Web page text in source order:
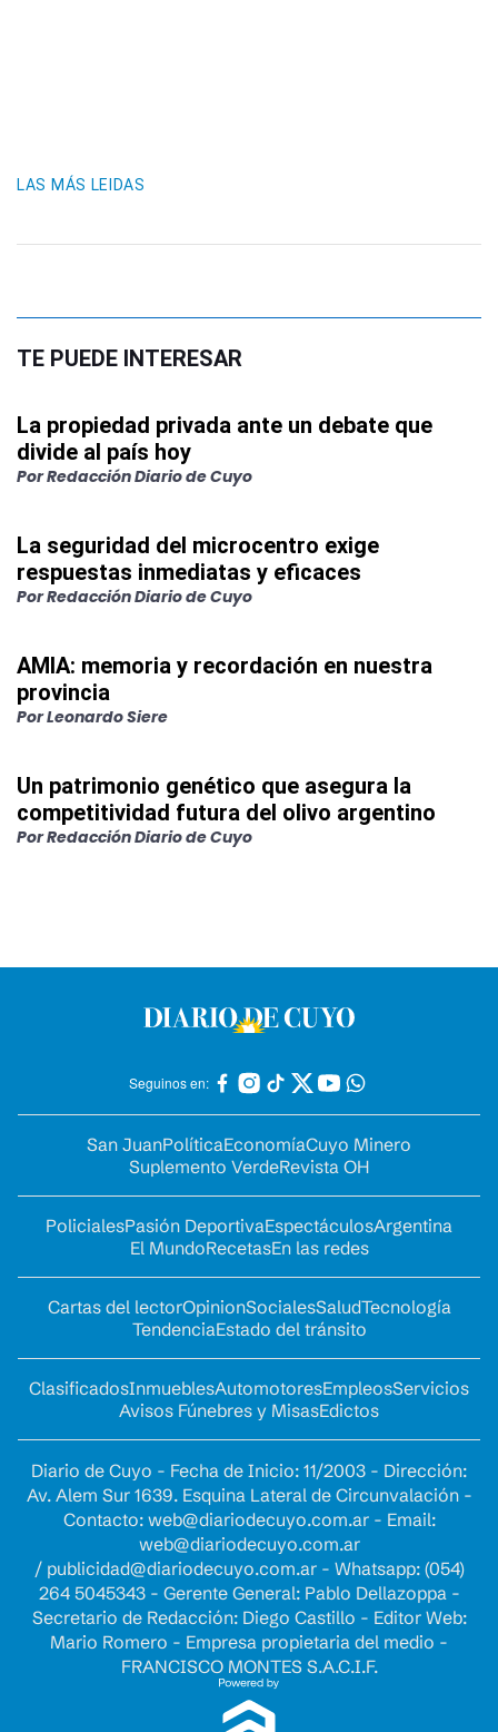
LAS MÁS LEIDAS
TE PUEDE INTERESAR
La propiedad privada ante un debate que
divide al país hoy
PorRedacción Diario de Cuyo
La seguridad del microcentro exige
respuestas inmediatas y eficaces
PorRedacción Diario de Cuyo
AMIA: memoria y recordación en nuestra
provincia
PorLeonardo Siere
Un patrimonio genético que asegura la
competitividad futura del olivo argentino
PorRedacción Diario de Cuyo
Seguinos en:
San JuanPolíticaEconomíaCuyo Minero
Suplemento VerdeRevista OH
PolicialesPasión DeportivaEspectáculosArgentina
El MundoRecetasEn las redes
Cartas del lectorOpinionSocialesSaludTecnología
TendenciaEstado del tránsito
ClasificadosInmueblesAutomotoresEmpleosServicios
Avisos Fúnebres y MisasEdictos
Diario de Cuyo - Fecha de Inicio: 11/2003 - Dirección:
Av. Alem Sur 1639. Esquina Lateral de Circunvalación -
Contacto: web@diariodecuyo.com.ar- Email:
web@diariodecuyo.com.ar
/ publicidad@diariodecuyo.com.ar- Whatsapp: (054)
264 5045343 - Gerente General: Pablo Dellazoppa -
Secretario de Redacción: Diego Castillo - Editor Web:
Mario Romero - Empresa propietaria del medio -
FRANCISCO MONTES S.A.C.I.F.